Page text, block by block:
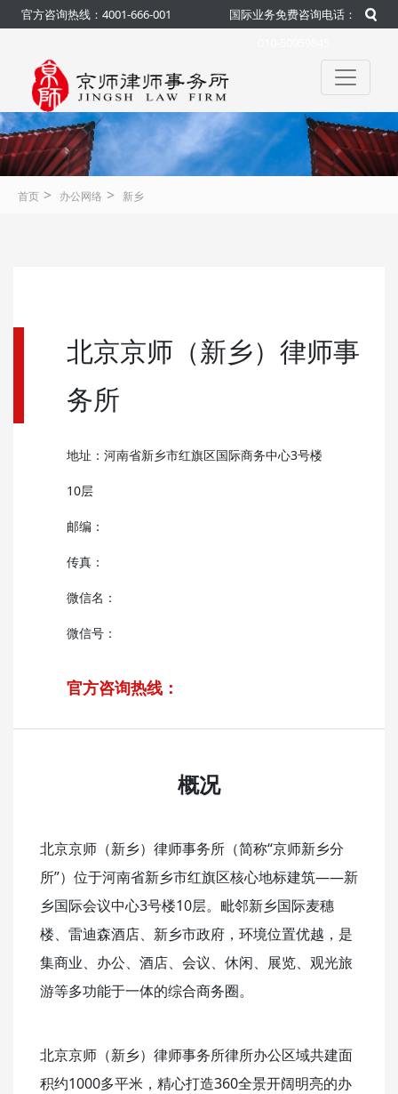
官方咨询热线：4001-666-001
国际业务免费咨询电话：
首页 > 办公网络 > 新乡
北京京师（新乡）律师事
务所
地址：河南省新乡市红旗区国际商务中心3号楼
10层
邮编：
传真：
微信名：
微信号：
官方咨询热线：
概况
北京京师（新乡）律师事务所（简称“京师新乡分
所”）位于河南省新乡市红旗区核心地标建筑——新
乡国际会议中心3号楼10层。毗邻新乡国际麦穗
楼、雷迪森酒店、新乡市政府，环境位置优越，是
集商业、办公、酒店、会议、休闲、展览、观光旅
游等多功能于一体的综合商务圈。
北京京师（新乡）律师事务所律所办公区域共建面
积约1000多平米，精心打造360全景开阔明亮的办